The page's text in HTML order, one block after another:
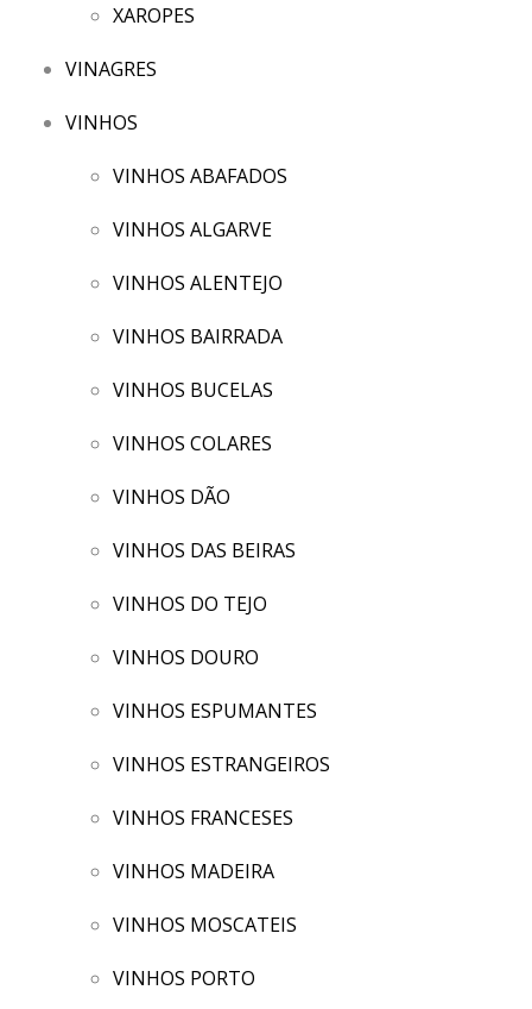
XAROPES
VINAGRES
VINHOS
VINHOS ABAFADOS
VINHOS ALGARVE
VINHOS ALENTEJO
VINHOS BAIRRADA
VINHOS BUCELAS
VINHOS COLARES
VINHOS DÃO
VINHOS DAS BEIRAS
VINHOS DO TEJO
VINHOS DOURO
VINHOS ESPUMANTES
VINHOS ESTRANGEIROS
VINHOS FRANCESES
VINHOS MADEIRA
VINHOS MOSCATEIS
VINHOS PORTO